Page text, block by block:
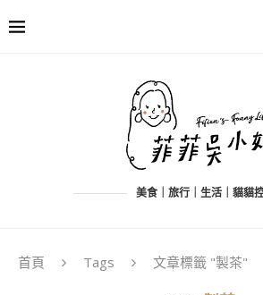
美食｜旅行｜生活｜貓貓
首頁 Tags 文章標籤 "製茶"